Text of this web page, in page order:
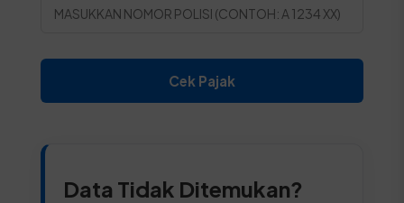
Cek Pajak
Data Tidak Ditemukan?